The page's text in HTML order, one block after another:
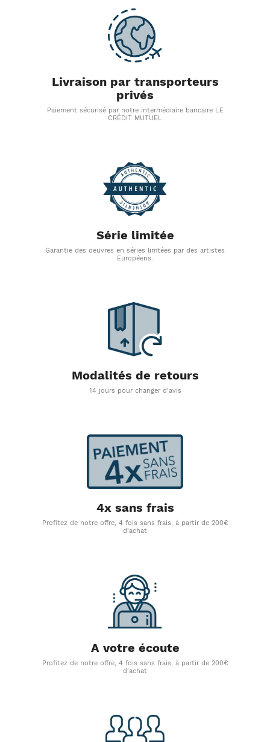
Livraison par transporteurs
privés
Paiement sécurisé par notre intermédiaire bancaire LE
CRÉDIT MUTUEL
Série limitée
Garantie des oeuvres en séries limtées par des artistes
Européens.
Modalités de retours
14 jours pour changer d'avis
4x sans frais
Profitez de notre offre, 4 fois sans frais, à partir de 200€
d'achat
A votre écoute
Profitez de notre offre, 4 fois sans frais, à partir de 200€
d'achat